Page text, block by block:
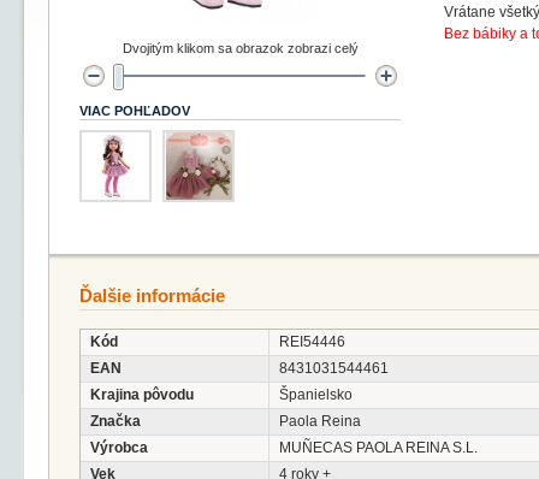
Vrátane
Bez bábiky a
Dvojitým klikom sa obrazok zobrazi celý
VIAC POHĽADOV
Ďalšie informácie
Kód
REI54446
EAN
8431031544461
Krajina pôvodu
Španielsko
Značka
Paola Reina
Výrobca
MUÑECAS PAOLA REINA S.L.
Vek
4 roky +